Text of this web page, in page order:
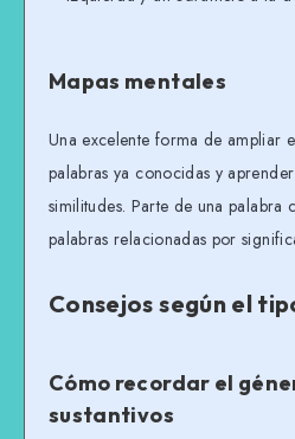
Mapas mentales
Una excelente forma de ampliar
palabras ya conocidas y
similitudes. Parte de una palabra
palabras relacionadas por
Consejos según el
Cómo recordar el
sustantivos